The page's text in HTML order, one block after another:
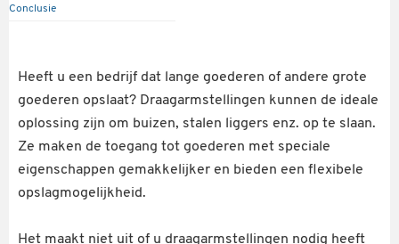
Conclusie
Heeft u een bedrijf dat lange goederen of andere grote
goederen opslaat? Draagarmstellingen kunnen de ideale
oplossing zijn om buizen, stalen liggers enz. op te slaan.
Ze maken de toegang tot goederen met speciale
eigenschappen gemakkelijker en bieden een flexibele
opslagmogelijkheid.
Het maakt niet uit of u draagarmstellingen nodig heeft